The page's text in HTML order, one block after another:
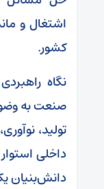
اشتغال و
کشور.
نگاه
صنعت به
تولید،
داخلی
دانش‌بنیان